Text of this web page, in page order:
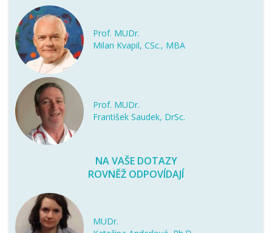
Prof. MUDr.
Milan Kvapil, CSc., MBA
Prof. MUDr.
František Saudek, DrSc.
NA VAŠE DOTAZY
ROVNĚŽ ODPOVÍDAJÍ
MUDr.